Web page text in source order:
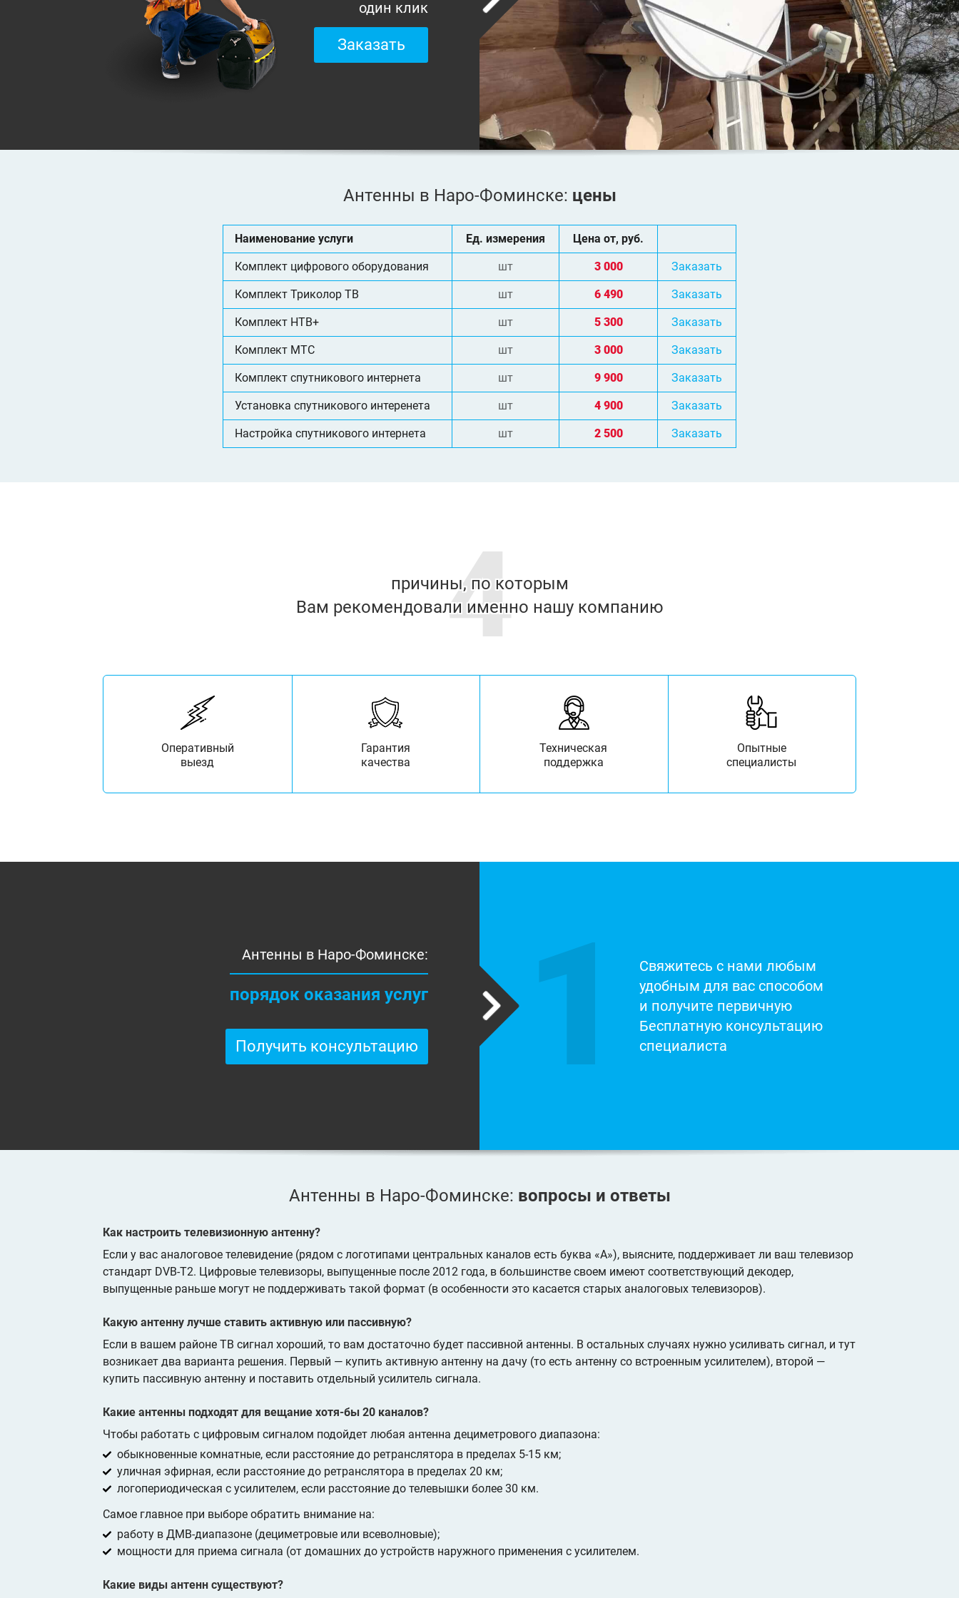
один клик
Заказать
Антенны в Наро-Фоминске: цены
Наименование услуги Ед. измерения Цена от, руб.
Комплект цифрового оборудования шт 3 000 Заказать
Комплект Триколор ТВ шт 6 490 Заказать
Комплект НТВ+ шт 5 300 Заказать
Комплект МТС шт 3 000 Заказать
Комплект спутникового интернета шт 9 900 Заказать
Установка спутникового интеренета шт 4 900 Заказать
Настройка спутникового интернета шт 2 500 Заказать
4
причины, по которым
Вам рекомендовали именно нашу компанию
Оперативный
выезд
Гарантия
качества
Техническая
поддержка
Опытные
специалисты
Антенны в Наро-Фоминске:
порядок оказания услуг
Получить консультацию 1
Свяжитесь с нами любым
удобным для вас способом
и получите первичную
Бесплатную консультацию
специалиста
Антенны в Наро-Фоминске: вопросы и ответы
Как настроить телевизионную антенну?
Если у вас аналоговое телевидение (рядом с логотипами центральных каналов есть буква «А»), выясните, поддерживает ли ваш телевизор
стандарт DVB-T2. Цифровые телевизоры, выпущенные после 2012 года, в большинстве своем имеют соответствующий декодер,
выпущенные раньше могут не поддерживать такой формат (в особенности это касается старых аналоговых телевизоров).
Какую антенну лучше ставить активную или пассивную?
Если в вашем районе ТВ сигнал хороший, то вам достаточно будет пассивной антенны. В остальных случаях нужно усиливать сигнал, и тут
возникает два варианта решения. Первый — купить активную антенну на дачу (то есть антенну со встроенным усилителем), второй —
купить пассивную антенну и поставить отдельный усилитель сигнала.
Какие антенны подходят для вещание хотя-бы 20 каналов?
Чтобы работать с цифровым сигналом подойдет любая антенна дециметрового диапазона:
обыкновенные комнатные, если расстояние до ретранслятора в пределах 5-15 км;
уличная эфирная, если расстояние до ретранслятора в пределах 20 км;
логопериодическая с усилителем, если расстояние до телевышки более 30 км.
Самое главное при выборе обратить внимание на:
работу в ДМВ-диапазоне (дециметровые или всеволновые);
мощности для приема сигнала (от домашних до устройств наружного применения с усилителем.
Какие виды антенн существуют?